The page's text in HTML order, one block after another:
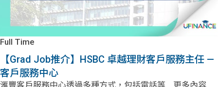
機
de
學生
貸款
Full Time
【Grad Job推介】HSBC 卓越理財客戶服務主任 —
客戶服務中心
滙豐客戶服務中心透過多種方式，包括電話等... 更多內容